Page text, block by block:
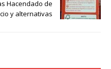
Hacendado de
y alternativas